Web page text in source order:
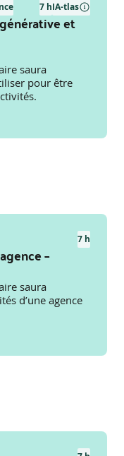
7 hIA-tlas
et
saura
pour être
7 h
–
saura
d’une agence